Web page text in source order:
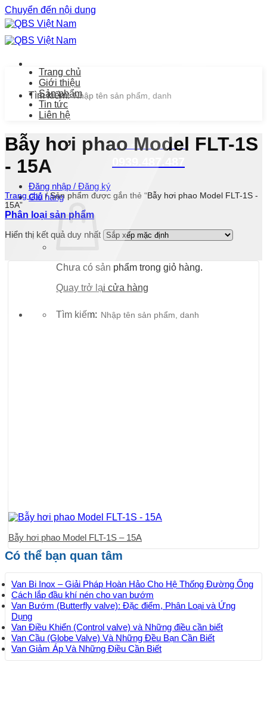
Chuyển đến nội dung
Tìm kiếm:
Chăm sóc khách hàng
Đăng nhập / Đăng ký
Giỏ hàng
Chưa có sản phẩm trong giỏ hàng.
Quay trở lại cửa hàng
Tìm kiếm:
Trang chủ
Giới thiệu
Sản phẩm
Tin tức
Liên hệ
Bẫy hơi phao Model FLT-1S
- 15A
Trang chủ /Sản phẩm được gắn thẻ “Bẫy hơi phao Model FLT-1S -
15A”
Phân loại sản phẩm
Hiển thị kết quả duy nhất
Bẫy hơi phao Model FLT-1S – 15A
Có thể bạn quan tâm
Van Bi Inox – Giải Pháp Hoàn Hảo Cho Hệ Thống Đường Ống
Cách lắp đầu khí nén cho van bướm
Van Bướm (Butterfly valve): Đặc điểm, Phân Loại và Ứng
Dụng
Van Điều Khiển (Control valve) và Những điều cần biết
Van Cầu (Globe Valve) Và Những Đều Bạn Cần Biết
Van Giảm Áp Và Những Điều Cần Biết